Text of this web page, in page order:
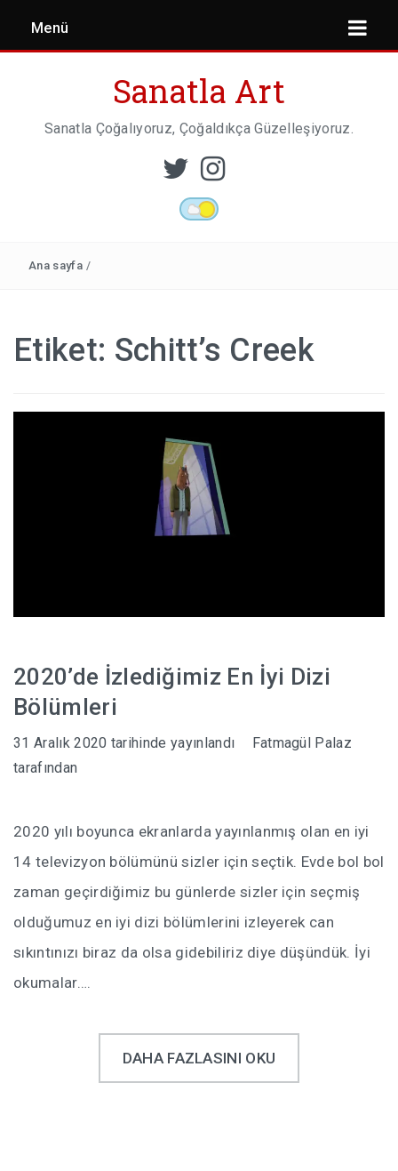
Menü
Sanatla Art
Sanatla Çoğalıyoruz, Çoğaldıkça Güzelleşiyoruz.
Ana sayfa /
Etiket: Schitt’s Creek
2020’de İzlediğimiz En İyi Dizi
Bölümleri
31 Aralık 2020 tarihinde yayınlandı
Fatmagül Palaz
tarafından
2020 yılı boyunca ekranlarda yayınlanmış olan en iyi
14 televizyon bölümünü sizler için seçtik. Evde bol bol
zaman geçirdiğimiz bu günlerde sizler için seçmiş
olduğumuz en iyi dizi bölümlerini izleyerek can
sıkıntınızı biraz da olsa gidebiliriz diye düşündük. İyi
okumalar….
DAHA FAZLASINI OKU